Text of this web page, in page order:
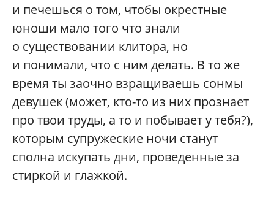
и печешься о том, чтобы окрестные
юноши мало того что знали
о существовании клитора, но
и понимали, что с ним делать. В то же
время ты заочно взращиваешь сонмы
девушек (может, кто-то из них прознает
про твои труды, а то и побывает у тебя?),
которым супружеские ночи станут
сполна искупать дни, проведенные за
стиркой и глажкой.